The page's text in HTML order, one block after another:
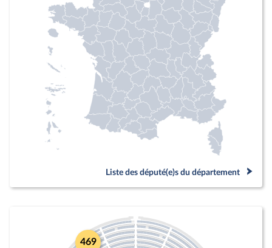
Liste des député(e)s du département
469